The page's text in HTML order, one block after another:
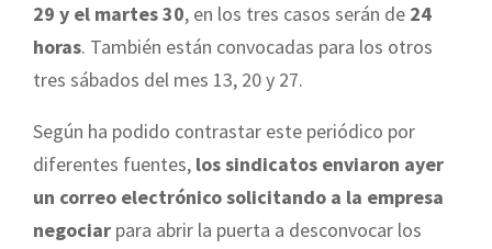
29 y el martes 30, en los tres casos serán de 24
horas. También están convocadas para los otros
tres sábados del mes 13, 20 y 27.
Según ha podido contrastar este periódico por
diferentes fuentes, los sindicatos enviaron ayer
un correo electrónico solicitando a la empresa
negociar para abrir la puerta a desconvocar los